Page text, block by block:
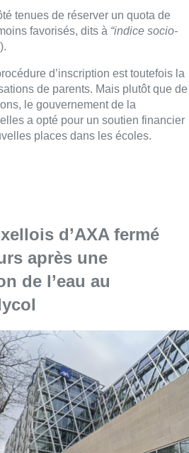
tenues de réserver un quota de
favorisés, dits à “indice socio-
d’inscription est toutefois la
de parents. Mais plutôt que de
le gouvernement de la
a opté pour un soutien financier
places dans les écoles.
d’AXA fermé
après une
de l’eau au